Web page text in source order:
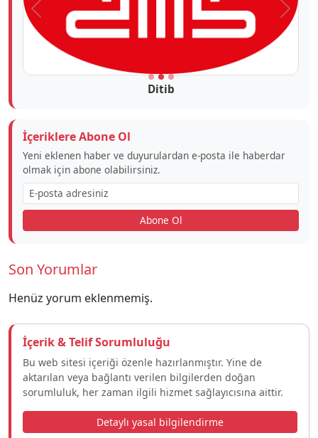
Ditib
Önceki
İçeriklere Abone Ol
Yeni eklenen haber ve duyurulardan e-posta ile haberdar
olmak için abone olabilirsiniz.
Abone Ol
Son Yorumlar
Henüz yorum eklenmemiş.
İçerik & Telif Sorumluluğu
Bu web sitesi içeriği özenle hazırlanmıştır. Yine de
aktarılan veya bağlantı verilen bilgilerden doğan
sorumluluk, her zaman ilgili hizmet sağlayıcısına aittir.
Detaylı yasal bilgilendirme